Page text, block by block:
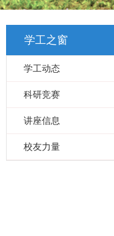
学工之窗
学工动态
科研竞赛
讲座信息
校友力量